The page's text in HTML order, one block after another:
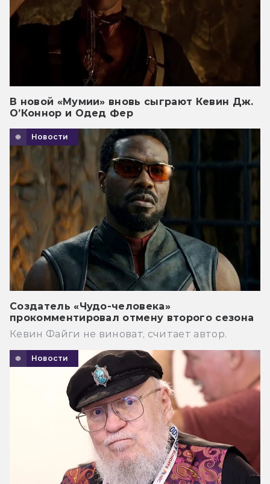
В новой «Мумии» вновь сыграют Кевин Дж.
О’Коннор и Одед Фер
Новости
Создатель «Чудо-человека»
прокомментировал отмену второго сезона
Кевин Файги не виноват, считает автор.
Новости